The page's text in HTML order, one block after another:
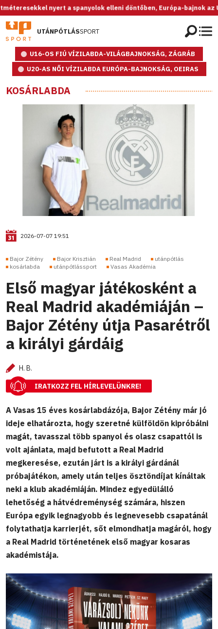
a spanyolok elleni döntőben, Európa-bajnok az U20-as női
UTÁNPÓTLÁSSPORT
U16-OS FIÚ VÍZILABDA-VILÁGBAJNOKSÁG, ZÁGRÁB
U20-AS NŐI VÍZILABDA EURÓPA-BAJNOKSÁG, OEIRAS
KOSÁRLABDA
2026-07-07 19:51
Bajor Zétény Bajor Krisztián Real Madrid
utánpótlás
kosárlabda
utánpótlássport Vasas Akadémia
Első magyar játékosként a
Real Madrid akadémiáján –
Bajor Zétény útja Pasarétről
a királyi gárdáig
H. B.
IRATKOZZ FEL HÍRLEVELÜNKRE!
A Vasas 15 éves kosárlabdázója, Bajor Zétény már jó
ideje elhatározta, hogy szeretné külföldön kipróbálni
magát, tavasszal több spanyol és olasz csapattól is
volt ajánlata, majd befutott a Real Madrid
megkeresése, ezután járt is a királyi gárdánál
próbajátékon, amely után teljes ösztöndíjat kínáltak
neki a klub akadémiáján. Mindez egyedülálló
lehetőség a hátvédreménység számára, hiszen
Európa egyik legnagyobb és legnevesebb csapatánál
folytathatja karrierjét, sőt elmondhatja magáról, hogy
a Real Madrid történetének első magyar kosaras
akadémistája.